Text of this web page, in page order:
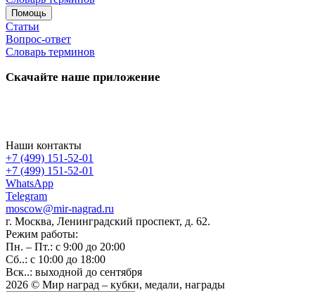
Помощь
Статьи
Вопрос-ответ
Словарь терминов
Скачайте наше приложение
Наши контакты
+7 (499) 151-52-01
+7 (499) 151-52-01
WhatsApp
Telegram
moscow@mir-nagrad.ru
г. Москва, Ленинградский проспект, д. 62.
Режим работы:
Пн. – Пт.: с 9:00 до 20:00
Сб..: с 10:00 до 18:00
Вск..: выходной до сентября
2026 © Мир наград – кубки, медали, награды